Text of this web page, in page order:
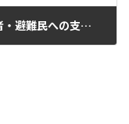
最悪の地震・津波災害と原発事故被災者・避難民への支援の呼びかけ